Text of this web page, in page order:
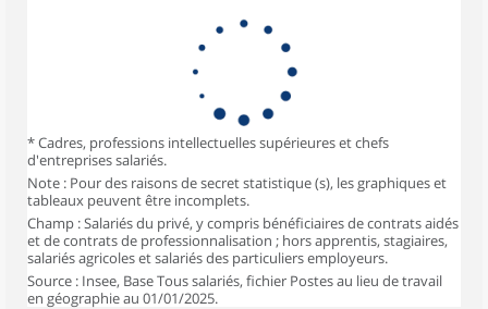
* Cadres, professions intellectuelles supérieures et chefs
d'entreprises salariés.
Note : Pour des raisons de secret statistique (s), les graphiques et
tableaux peuvent être incomplets.
Champ : Salariés du privé, y compris bénéficiaires de contrats aidés
et de contrats de professionnalisation ; hors apprentis, stagiaires,
salariés agricoles et salariés des particuliers employeurs.
Source : Insee, Base Tous salariés, fichier Postes au lieu de travail
en géographie au 01/01/2025.